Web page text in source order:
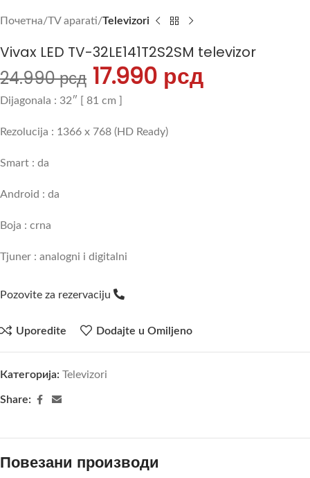
Почетна TV aparati Televizori
Vivax LED TV-32LE141T2S2SM televizor
24.990рсд 17.990 рсд
Dijagonala : 32″ [ 81 cm ]
Rezolucija : 1366 x 768 (HD Ready)
Smart : da
Android : da
Boja : crna
Tjuner : analogni i digitalni
Pozovite za rezervaciju
Uporedite Dodajte u Omiljeno
Категорија: Televizori
Share:
Повезани производи